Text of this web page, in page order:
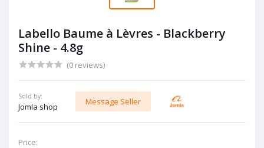
Labello Baume à Lèvres - Blackberry
Shine - 4.8g
(0 reviews)
Sold by:
Jomla shop
Message Seller
Price: